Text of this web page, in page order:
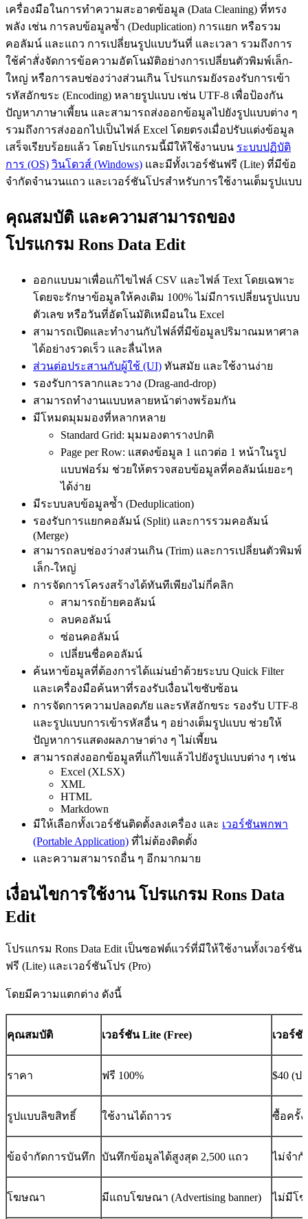
เครื่องมือในการทำความสะอาดข้อมูล (Data Cleaning) ที่ทรง
พลัง เช่น การลบข้อมูลซ้ำ (Deduplication) การแยก หรือรวม
คอลัมน์ และแถว การเปลี่ยนรูปแบบวันที่ และเวลา รวมถึงการ
ใช้คำสั่งจัดการข้อความอัตโนมัติอย่างการเปลี่ยนตัวพิมพ์เล็ก-
ใหญ่ หรือการลบช่องว่างส่วนเกิน โปรแกรมยังรองรับการเข้า
รหัสอักขระ (Encoding) หลายรูปแบบ เช่น UTF-8 เพื่อป้องกัน
ปัญหาภาษาเพี้ยน และสามารถส่งออกข้อมูลไปยังรูปแบบต่าง ๆ
รวมถึงการส่งออกไปเป็นไฟล์ Excel โดยตรงเมื่อปรับแต่งข้อมูล
เสร็จเรียบร้อยแล้ว โดยโปรแกรมนี้มีให้ใช้งานบน ระบบปฏิบัติ
การ (OS) วินโดวส์ (Windows) และมีทั้งเวอร์ชันฟรี (Lite) ที่มีข้อ
จำกัดจำนวนแถว และเวอร์ชันโปรสำหรับการใช้งานเต็มรูปแบบ
คุณสมบัติ และความสามารถของ
โปรแกรม Rons Data Edit
ออกแบบมาเพื่อแก้ไขไฟล์ CSV และไฟล์ Text โดยเฉพาะ
โดยจะรักษาข้อมูลให้คงเดิม 100% ไม่มีการเปลี่ยนรูปแบบ
ตัวเลข หรือวันที่อัตโนมัติเหมือนใน Excel
สามารถเปิดและทำงานกับไฟล์ที่มีข้อมูลปริมาณมหาศาล
ได้อย่างรวดเร็ว และลื่นไหล
ส่วนต่อประสานกับผู้ใช้ (UI) ทันสมัย และใช้งานง่าย
รองรับการลากและวาง (Drag-and-drop)
สามารถทำงานแบบหลายหน้าต่างพร้อมกัน
มีโหมดมุมมองที่หลากหลาย
Standard Grid: มุมมองตารางปกติ
Page per Row: แสดงข้อมูล 1 แถวต่อ 1 หน้าในรูป
แบบฟอร์ม ช่วยให้ตรวจสอบข้อมูลที่คอลัมน์เยอะๆ
ได้ง่าย
มีระบบลบข้อมูลซ้ำ (Deduplication)
รองรับการแยกคอลัมน์ (Split) และการรวมคอลัมน์
(Merge)
สามารถลบช่องว่างส่วนเกิน (Trim) และการเปลี่ยนตัวพิมพ์
เล็ก-ใหญ่
การจัดการโครงสร้างได้ทันทีเพียงไม่กี่คลิก
สามารถย้ายคอลัมน์
ลบคอลัมน์
ซ่อนคอลัมน์
เปลี่ยนชื่อคอลัมน์
ค้นหาข้อมูลที่ต้องการได้แม่นยำด้วยระบบ Quick Filter
และเครื่องมือค้นหาที่รองรับเงื่อนไขซับซ้อน
การจัดการความปลอดภัย และรหัสอักขระ รองรับ UTF-8
และรูปแบบการเข้ารหัสอื่น ๆ อย่างเต็มรูปแบบ ช่วยให้
ปัญหาการแสดงผลภาษาต่าง ๆ ไม่เพี้ยน
สามารถส่งออกข้อมูลที่แก้ไขแล้วไปยังรูปแบบต่าง ๆ เช่น
Excel (XLSX)
XML
HTML
Markdown
มีให้เลือกทั้งเวอร์ชันติดตั้งลงเครื่อง และ เวอร์ชันพกพา
(Portable Application) ที่ไม่ต้องติดตั้ง
และความสามารถอื่น ๆ อีกมากมาย
เงื่อนไขการใช้งาน โปรแกรม Rons Data
Edit
โปรแกรม Rons Data Edit เป็นซอฟต์แวร์ที่มีให้ใช้งานทั้งเวอร์ชัน
ฟรี (Lite) และเวอร์ชันโปร (Pro)
โดยมีความแตกต่าง ดังนี้
คุณสมบัติ เวอร์ชัน Lite (Free) เวอร์ชั
ราคา ฟรี 100% $40 (ป
รูปแบบลิขสิทธิ์ ใช้งานได้ถาวร ซื้อครั้ง
ข้อจำกัดการบันทึก บันทึกข้อมูลได้สูงสุด 2,500 แถว ไม่จำกั
โฆษณา มีแถบโฆษณา (Advertising banner) ไม่มีโ